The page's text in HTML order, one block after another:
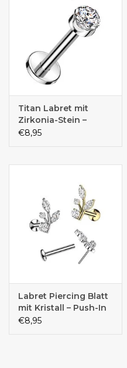
Titan Labret mit
Zirkonia-Stein –
Innengewinde | Titan
€8,95
Labret Piercing Blatt
mit Kristall – Push-In
Verschluss |
€8,95